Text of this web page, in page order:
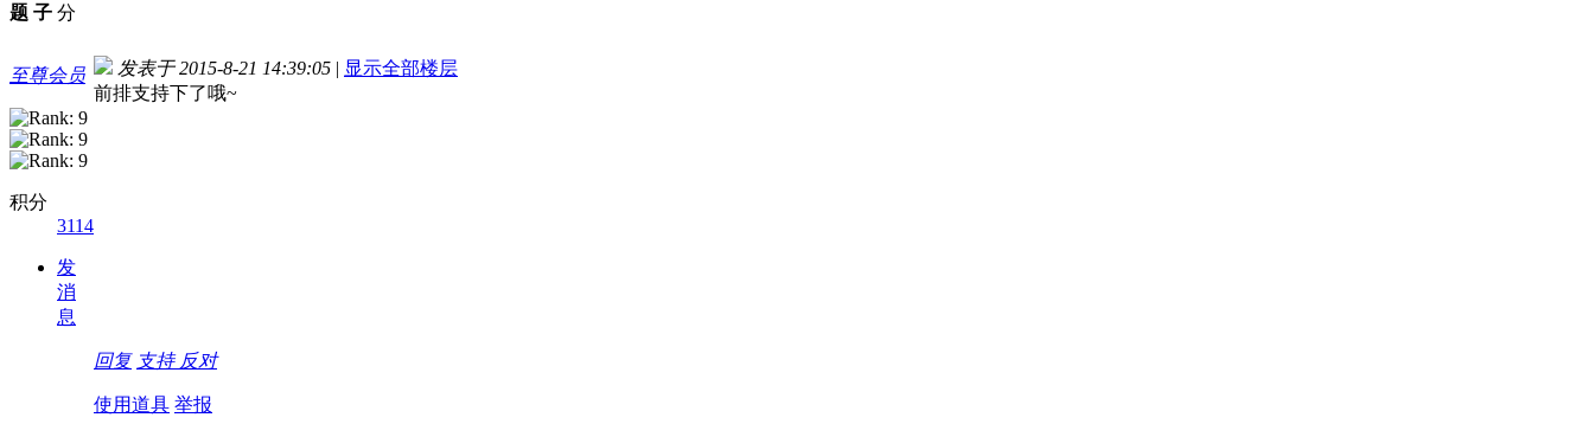
题 子 分
至尊会员
积分
3114
发
消
息
发表于 2015-8-21 14:39:05 | 显示全部楼层
前排支持下了哦~
回复 支持 反对
使用道具 举报